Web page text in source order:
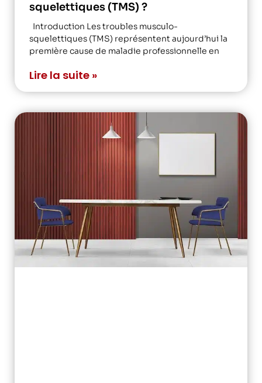
squelettiques (TMS) ?
Introduction Les troubles musculo-
squelettiques (TMS) représentent aujourd’hui la
première cause de maladie professionnelle en
Lire la suite »